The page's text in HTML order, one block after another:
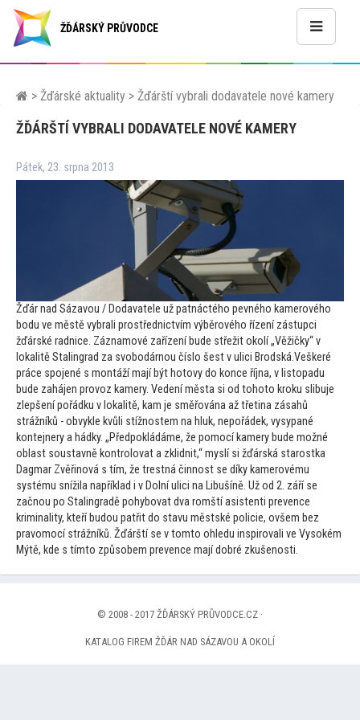
Žďár nad Sázavou, aktuality, kamera
ŽĎÁRSKÝ PRŮVODCE
> Žďárské aktuality > Žďárští vybrali dodavatele nové kamery
ŽĎÁRŠTÍ VYBRALI DODAVATELE NOVÉ KAMERY
Pátek, 23. srpna 2013
Žďár nad Sázavou / Dodavatele už patnáctého pevného kamerového
bodu ve městě vybrali prostřednictvím výběrového řízení zástupci
žďárské radnice. Záznamové zařízení bude střežit okolí „Věžičky“ v
lokalitě Stalingrad za svobodárnou číslo šest v ulici Brodská.Veškeré
práce spojené s montáží mají být hotovy do konce října, v listopadu
bude zahájen provoz kamery. Vedení města si od tohoto kroku slibuje
zlepšení pořádku v lokalitě, kam je směřována až třetina zásahů
strážníků - obvykle kvůli stížnostem na hluk, nepořádek, vysypané
kontejnery a hádky. „Předpokládáme, že pomocí kamery bude možné
oblast soustavně kontrolovat a zklidnit,“ myslí si žďárská starostka
Dagmar Zvěřinová s tím, že trestná činnost se díky kamerovému
systému snížila například i v Dolní ulici na Libušíně. Už od 2. září se
začnou po Stalingradě pohybovat dva romští asistenti prevence
kriminality, kteří budou patřit do stavu městské policie, ovšem bez
pravomocí strážníků. Žďárští se vtomto ohledu inspirovali ve Vysokém
Mýtě, kde s tímto způsobem prevence mají dobré zkušenosti.
© 2008 - 2017 ŽĎÁRSKÝ PRŮVODCE.CZ ·
KATALOG FIREM ŽĎÁR NAD SÁZAVOU A OKOLÍ